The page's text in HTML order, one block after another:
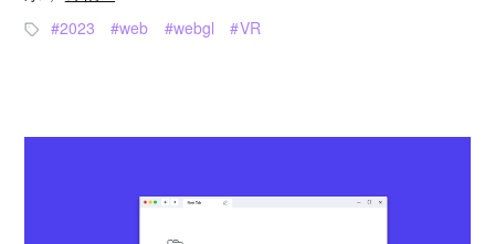
2023 web webgl VR